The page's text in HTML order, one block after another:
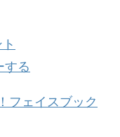
する
フェイスブック